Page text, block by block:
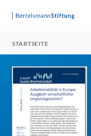
STARTSEITE